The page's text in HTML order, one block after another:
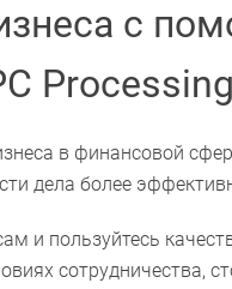
с
Processing
в финансовой
дела более
и пользуйтесь
сотрудничества,